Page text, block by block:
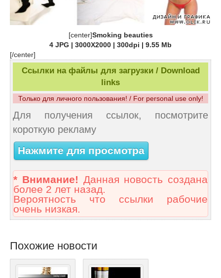
[center]Smoking beauties
4 JPG | 3000X2000 | 300dpi | 9.55 Mb
[/center]
Ссылки на файлы для загрузки / Download
links
Только для личного пользования! / For personal use only!
Для получения ссылок, посмотрите
короткую рекламу
Нажмите для просмотра
* Внимание! Данная новость создана
более 2 лет назад.
Вероятность что ссылки рабочие
очень низкая.
Похожие новости